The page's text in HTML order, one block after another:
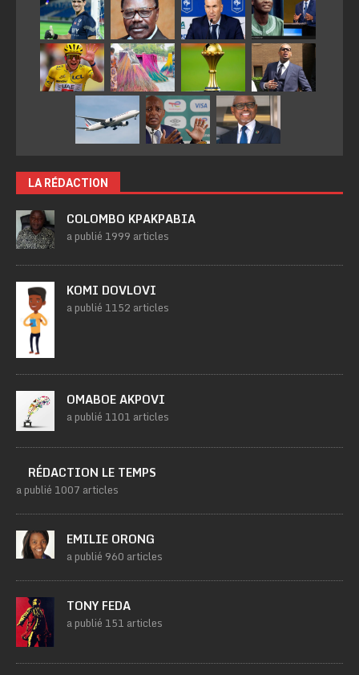
LA RÉDACTION
COLOMBO KPAKPABIA
a publié 1999 articles
KOMI DOVLOVI
a publié 1152 articles
OMABOE AKPOVI
a publié 1101 articles
RÉDACTION LE TEMPS
a publié 1007 articles
EMILIE ORONG
a publié 960 articles
TONY FEDA
a publié 151 articles